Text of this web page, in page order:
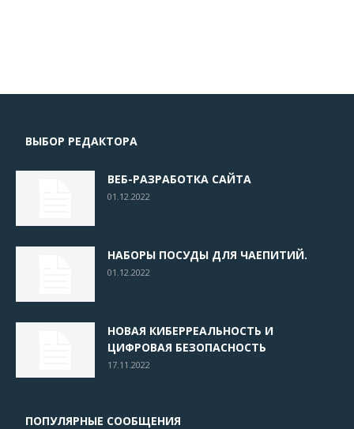
ВЫБОР РЕДАКТОРА
ВЕБ-РАЗРАБОТКА САЙТА
01.12.2022
НАБОРЫ ПОСУДЫ ДЛЯ ЧАЕПИТИЙ.
01.12.2022
НОВАЯ КИБЕРРЕАЛЬНОСТЬ И
ЦИФРОВАЯ БЕЗОПАСНОСТЬ
17.11.2022
ПОПУЛЯРНЫЕ СООБЩЕНИЯ